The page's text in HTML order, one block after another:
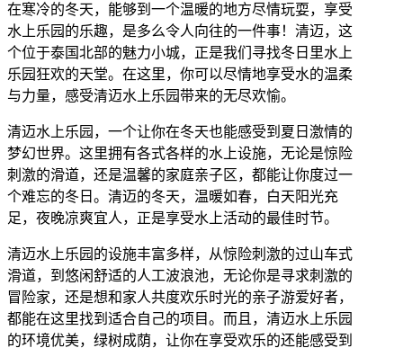
在寒冷的冬天，能够到一个温暖的地方尽情玩耍，享受
水上乐园的乐趣，是多么令人向往的一件事！清迈，这
个位于泰国北部的魅力小城，正是我们寻找冬日里水上
乐园狂欢的天堂。在这里，你可以尽情地享受水的温柔
与力量，感受清迈水上乐园带来的无尽欢愉。
清迈水上乐园，一个让你在冬天也能感受到夏日激情的
梦幻世界。这里拥有各式各样的水上设施，无论是惊险
刺激的滑道，还是温馨的家庭亲子区，都能让你度过一
个难忘的冬日。清迈的冬天，温暖如春，白天阳光充
足，夜晚凉爽宜人，正是享受水上活动的最佳时节。
清迈水上乐园的设施丰富多样，从惊险刺激的过山车式
滑道，到悠闲舒适的人工波浪池，无论你是寻求刺激的
冒险家，还是想和家人共度欢乐时光的亲子游爱好者，
都能在这里找到适合自己的项目。而且，清迈水上乐园
的环境优美，绿树成荫，让你在享受欢乐的还能感受到